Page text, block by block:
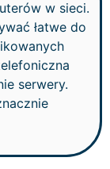
w sieci.
łatwe do
serwery.